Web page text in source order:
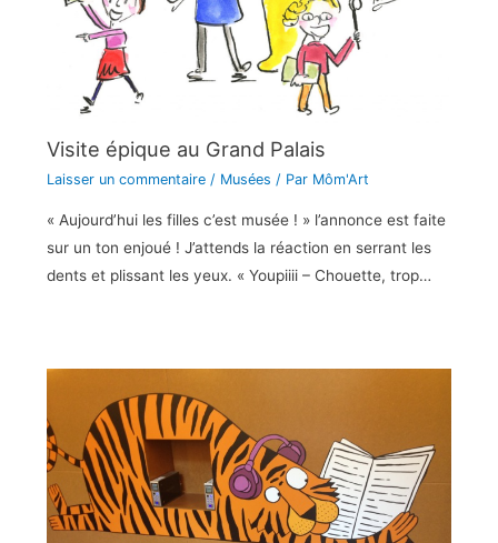
Visite épique au Grand Palais
Laisser un commentaire / Musées / Par Môm'Art
« Aujourd’hui les filles c’est musée ! » l’annonce est faite
sur un ton enjoué ! J’attends la réaction en serrant les
dents et plissant les yeux. « Youpiiii – Chouette, trop…